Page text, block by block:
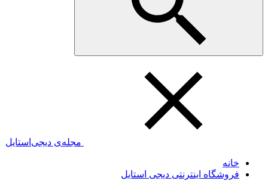
مجله‌ی دیجی‌استایل
خانه
فروشگاه اینترنتی دیجی استایل